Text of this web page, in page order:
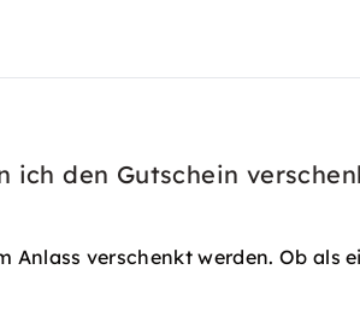
ich den Gutschein
Anlass verschenkt werden. Ob